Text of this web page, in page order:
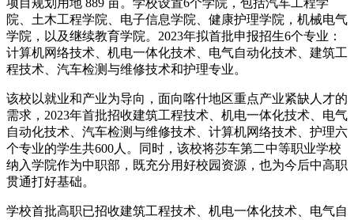
项目规划用地 889 亩。学校设置6个学院，包括汽车工程学
院、土木工程学院、电子信息学院、健康护理学院，机械电气
学院，以及继续教育学院。2023年拟首批申报招生6个专业：
计算机网络技术、机电一体化技术、电气自动化技术、建筑工
程技术、汽车检测与维修技术和护理专业。
该校以就业和产业为导向，面向喀什地区重点产业紧缺人才的
需求，2023年首批招收建筑工程技术、机电一体化技术、电气
自动化技术、汽车检测与维修技术、计算机网络技术、护理六
个专业的学生共600人。同时，该校将莎车第二中等职业学校
纳入学院作为中职部，既充分用好校园资源，也为今后中高职
贯通打好基础。
学校首批高职已招收建筑工程技术、机电一体化技术、电气自